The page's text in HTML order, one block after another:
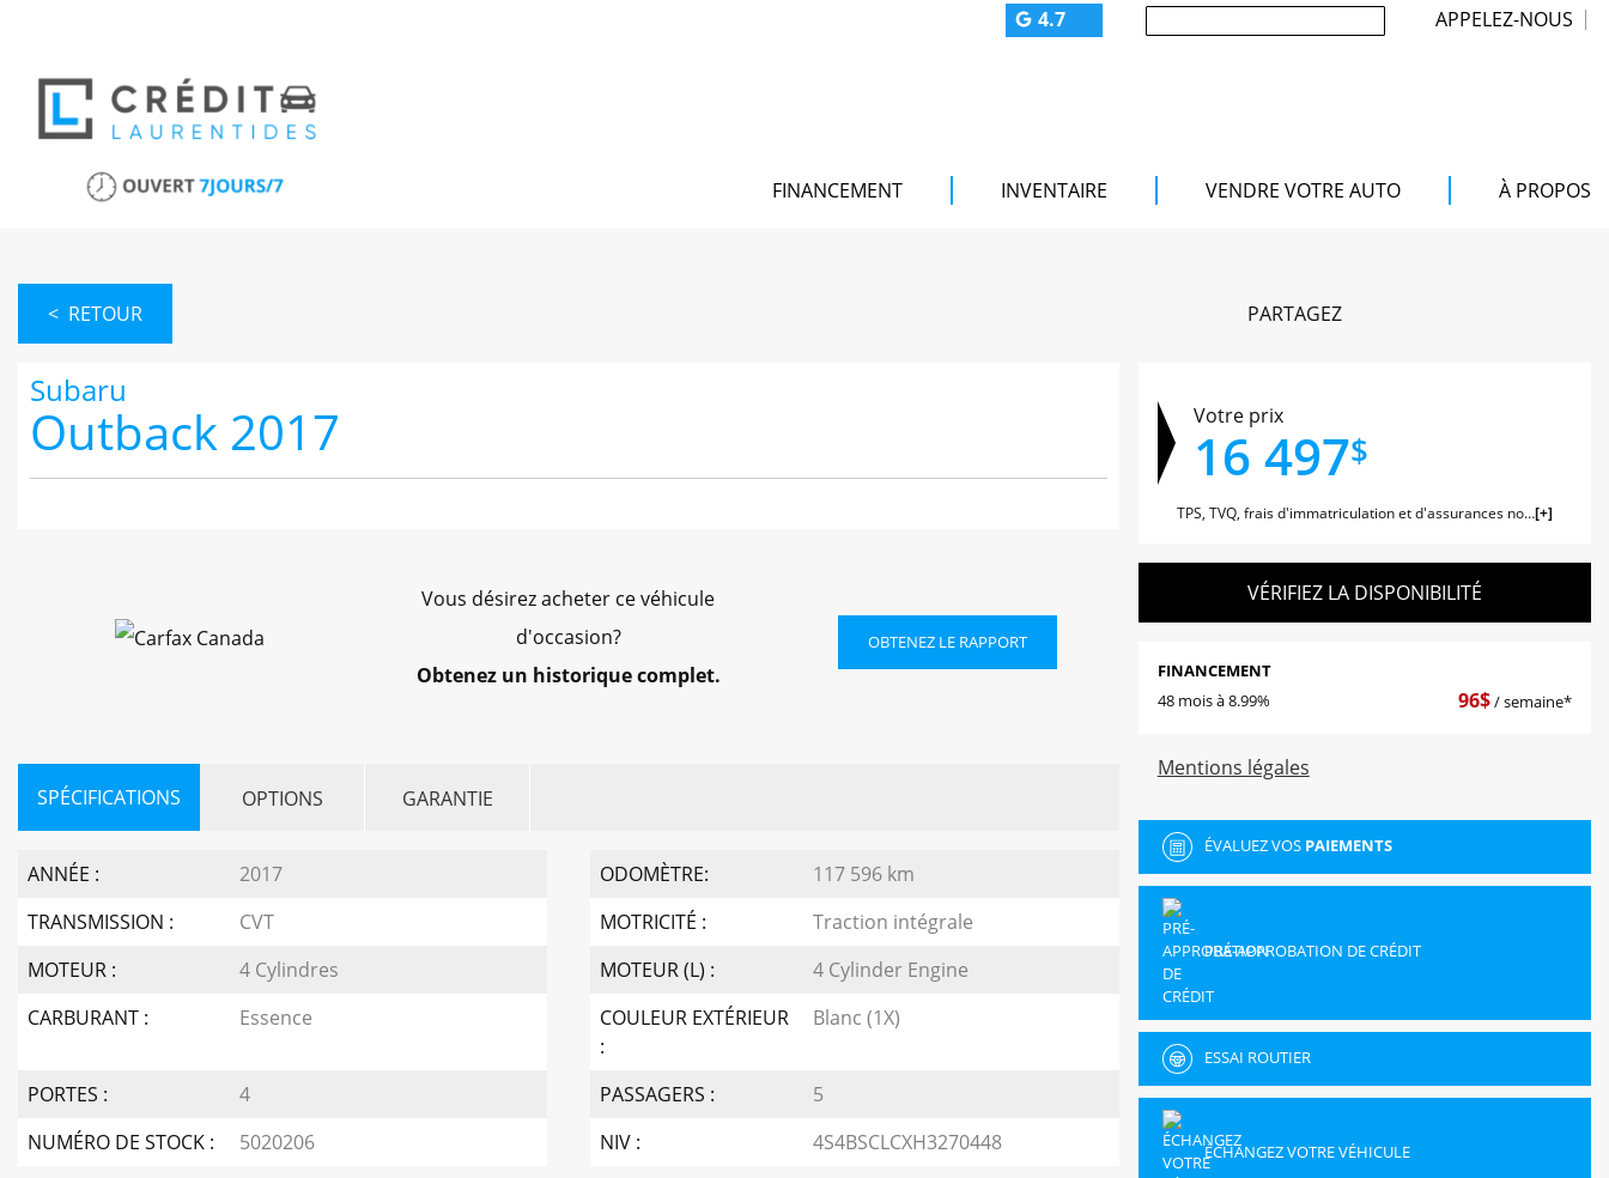
4.7 APPELEZ-NOUS
FINANCEMENT INVENTAIRE VENDRE VOTRE AUTO À PROPOS
< RETOUR PARTAGEZ
Subaru
Outback 2017
Vous désirez acheter ce véhicule
d'occasion?
Obtenez un historique complet.
OBTENEZ LE RAPPORT
SPÉCIFICATIONS OPTIONS GARANTIE
ANNÉE : 2017 ODOMÈTRE:
117 596 km
TRANSMISSION :
CVT MOTRICITÉ :
Traction intégrale
MOTEUR :
4 Cylindres MOTEUR (L) :
4 Cylinder Engine
CARBURANT :
Essence
COULEUR EXTÉRIEUR
:
Blanc (1X)
PORTES : 4 PASSAGERS :
5
NUMÉRO DE STOCK :
5020206 NIV : 4S4BSCLCXH3270448
Votre prix
16 497$
TPS, TVQ, frais d'immatriculation et d'assurances non inclus.
VÉRIFIEZ LA DISPONIBILITÉ
FINANCEMENT
48 mois à 8.99%
96$/ semaine*
Mentions légales
ÉVALUEZ VOS PAIEMENTS
PRÉ-APPROBATION DE CRÉDIT
ESSAI ROUTIER
ÉCHANGEZ VOTRE VÉHICULE